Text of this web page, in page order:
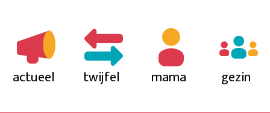
actueel twijfel mama gezin